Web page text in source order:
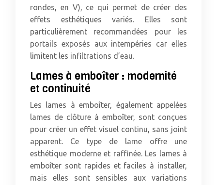
rondes, en V), ce qui permet de créer des
effets esthétiques variés. Elles sont
particulièrement recommandées pour les
portails exposés aux intempéries car elles
limitent les infiltrations d’eau.
Lames à emboîter : modernité
et continuité
Les lames à emboîter, également appelées
lames de clôture à emboîter, sont conçues
pour créer un effet visuel continu, sans joint
apparent. Ce type de lame offre une
esthétique moderne et raffinée. Les lames à
emboîter sont rapides et faciles à installer,
mais elles sont sensibles aux variations